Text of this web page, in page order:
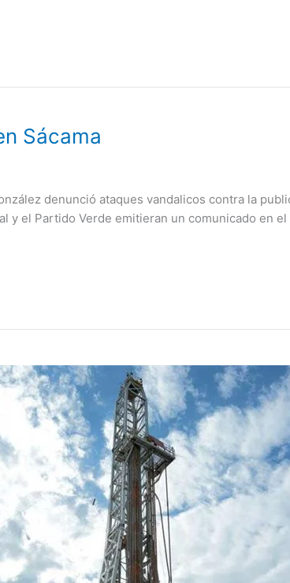
Sácama
denunció ataques vandalicos contra la
y el Partido Verde emitieran un comunicado en